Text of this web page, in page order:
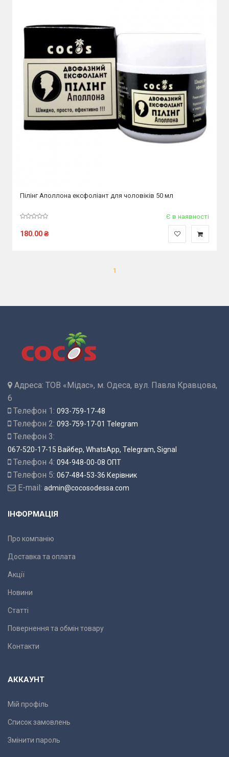
Пілінг Аполлона ексфоліант для чоловіків 50 мл
Є в наявності
180.00₴
1
Адреса: ТОВ «Мідас», м. Одеса, вул. Павла Кравцова,
6
Телефон 1: 093-759-17-48
Телефон 2: 093-759-17-01 Telegram
Телефон 3:
067-520-17-15 Вайбер, WhatsApp, Telegram, Signal
Телефон 4: 094-948-00-08 ОПТ
Телефон 5: 067-484-53-36 Керівник
E-mail: admin@cocosodessa.com
ІНФОРМАЦІЯ
Про компанію
Доставка та оплата
Акції
Новини
Статті
Повернення та обмін товару
Контакти
АККАУНТ
Мій профіль
Список замовлень
Змінити пароль